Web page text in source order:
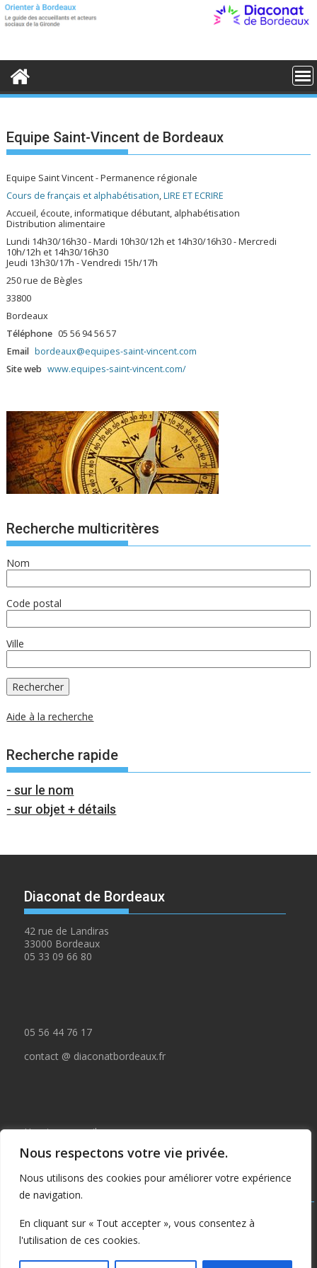
Nous respectons votre vie privée.
Nous utilisons des cookies pour améliorer votre expérience
de navigation.
En cliquant sur « Tout accepter », vous consentez à
l'utilisation de ces cookies.
S
t
o
Equipe Saint-Vincent de Bordeaux
Equipe Saint Vincent - Permanence régionale
Cours de français et alphabétisation,LIRE ET ECRIRE
Accueil, écoute, informatique débutant, alphabétisation
Distribution alimentaire
Lundi 14h30/16h30 - Mardi 10h30/12h et 14h30/16h30 - Mercredi
10h/12h et 14h30/16h30
Jeudi 13h30/17h - Vendredi 15h/17h
250 rue de Bègles
33800
Bordeaux
Téléphone 05 56 94 56 57
Email bordeaux@equipes-saint-vincent.com
Site web www.equipes-saint-vincent.com/
Recherche multicritères
Nom
Code postal
Ville
Aide à la recherche
Recherche rapide
- sur le nom
- sur objet + détails
Diaconat de Bordeaux
42 rue de Landiras
33000 Bordeaux
05 33 09 66 80
05 56 44 76 17
contact @ diaconatbordeaux.fr
Horaires accueil :
du lundi au jeudi de 09:00 à 12:30
et de 14:00 à 17:00
Tous droits réservés © depuis 2015 : Il est interdit de copier ou
publier tout ou partie de ce contenu sans autorisation préalable
écrite du Diaconat